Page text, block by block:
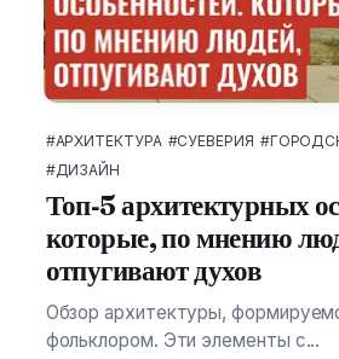
#АРХИТЕКТУРА #СУЕВЕРИЯ
#ДИЗАЙН
Топ‑5 архитектурных
которые, по мнению
отпугивают духов
Обзор архитектуры,
фольклором. Эти элементы с...